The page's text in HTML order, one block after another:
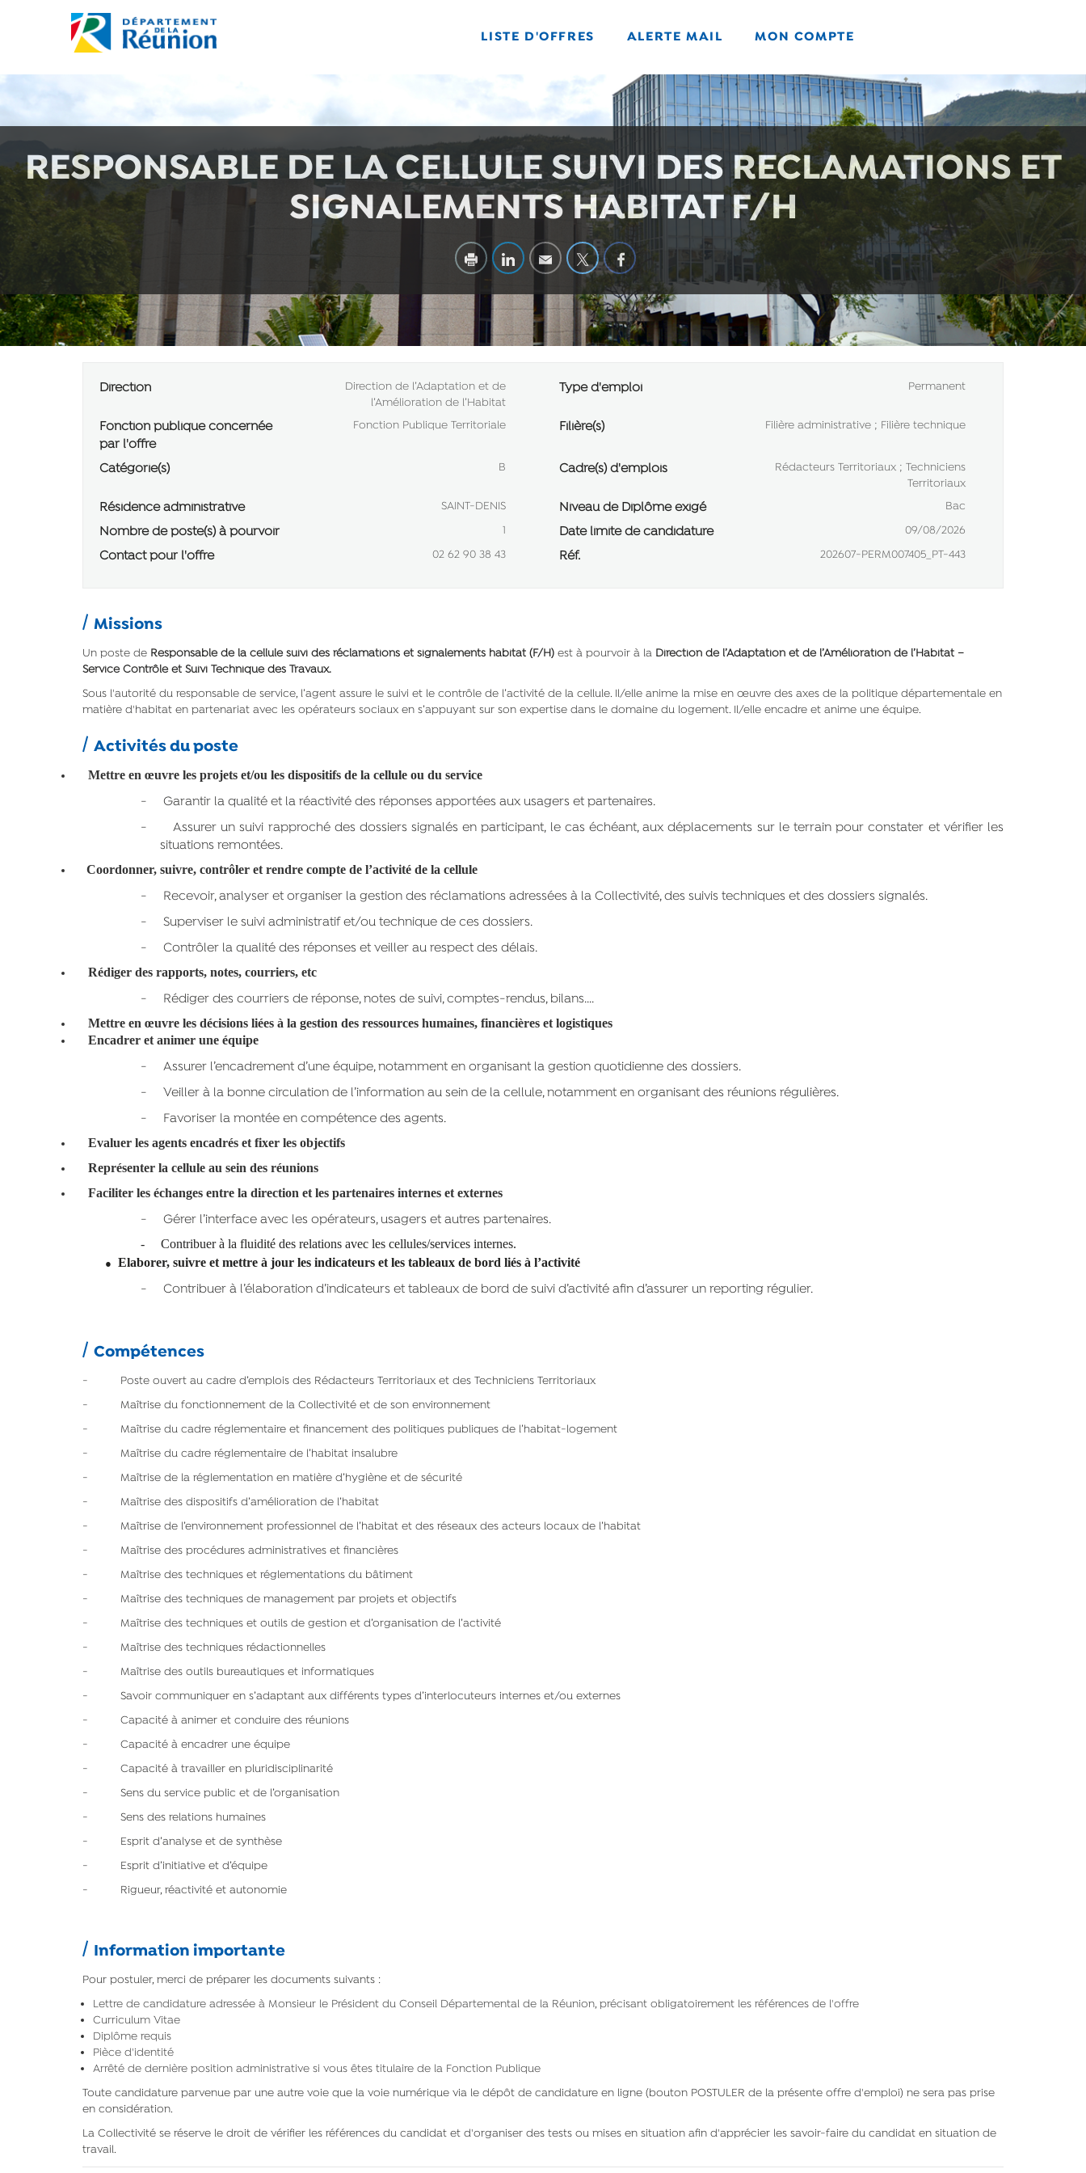
LISTE D'OFFRES ALERTE MAIL MON COMPTE
RESPONSABLE DE LA CELLULE SUIVI DES RECLAMATIONS ET
SIGNALEMENTS HABITAT F/H
Direction
Direction de l’Adaptation et de
l’Amélioration de l’Habitat
Type d'emploi Permanent
Fonction publique concernée
par l'offre
Fonction Publique Territoriale Filière(s) Filière administrative ; Filière technique
Catégorie(s) B Cadre(s) d'emplois
Rédacteurs Territoriaux ; Techniciens
Territoriaux
Résidence administrative SAINT-DENIS Niveau de Diplôme exigé Bac
Nombre de poste(s) à pourvoir 1 Date limite de candidature 09/08/2026
Contact pour l'offre 02 62 90 38 43 Réf. 202607-PERM007405_PT-443
Missions
Un poste de Responsable de la cellule suivi des réclamations et signalements habitat (F/H) est à pourvoir à la Direction de l’Adaptation et de l’Amélioration de l’Habitat –
Service Contrôle et Suivi Technique des Travaux.
Sous l'autorité du responsable de service, l’agent assure le suivi et le contrôle de l’activité de la cellule. Il/elle anime la mise en œuvre des axes de la politique départementale en
matière d'habitat en partenariat avec les opérateurs sociaux en s’appuyant sur son expertise dans le domaine du logement. Il/elle encadre et anime une équipe.
Activités du poste
Mettre en œuvre les projets et/ou les dispositifs de la cellule ou du service
-
Garantir la qualité et la réactivité des réponses apportées aux usagers et partenaires.
-
Assurer un suivi rapproché des dossiers signalés en participant, le cas échéant, aux déplacements sur le terrain pour constater et vérifier les
situations remontées.
Coordonner, suivre, contrôler et rendre compte de l’activité de la cellule
-
Recevoir, analyser et organiser la gestion des réclamations adressées à la Collectivité, des suivis techniques et des dossiers signalés.
-
Superviser le suivi administratif et/ou technique de ces dossiers.
-
Contrôler la qualité des réponses et veiller au respect des délais.
Rédiger des rapports, notes, courriers, etc
- Rédiger des courriers de réponse, notes de suivi, comptes-rendus, bilans....
Mettre en œuvre les décisions liées à la gestion des ressources humaines, financières et logistiques
Encadrer et animer une équipe
-
Assurer l’encadrement d’une équipe, notamment en organisant la gestion quotidienne des dossiers.
-
Veiller à la bonne circulation de l’information au sein de la cellule, notamment en organisant des réunions régulières.
-
Favoriser la montée en compétence des agents.
Evaluer les agents encadrés et fixer les objectifs
Représenter la cellule au sein des réunions
Faciliter les échanges entre la direction et les partenaires internes et externes
- Gérer l’interface avec les opérateurs, usagers et autres partenaires.
- Contribuer à la fluidité des relations avec les cellules/services internes.
● Elaborer, suivre et mettre à jour les indicateurs et les tableaux de bord liés à l’activité
- Contribuer à l’élaboration d’indicateurs et tableaux de bord de suivi d’activité afin d’assurer un reporting régulier.
Compétences
- Poste ouvert au cadre d’emplois des Rédacteurs Territoriaux et des Techniciens Territoriaux
- Maîtrise du fonctionnement de la Collectivité et de son environnement
- Maîtrise du cadre réglementaire et financement des politiques publiques de l’habitat-logement
- Maîtrise du cadre réglementaire de l’habitat insalubre
- Maîtrise de la réglementation en matière d’hygiène et de sécurité
- Maîtrise des dispositifs d’amélioration de l’habitat
- Maîtrise de l’environnement professionnel de l’habitat et des réseaux des acteurs locaux de l’habitat
- Maîtrise des procédures administratives et financières
- Maîtrise des techniques et réglementations du bâtiment
- Maîtrise des techniques de management par projets et objectifs
- Maîtrise des techniques et outils de gestion et d’organisation de l’activité
- Maîtrise des techniques rédactionnelles
- Maîtrise des outils bureautiques et informatiques
- Savoir communiquer en s’adaptant aux différents types d’interlocuteurs internes et/ou externes
- Capacité à animer et conduire des réunions
- Capacité à encadrer une équipe
- Capacité à travailler en pluridisciplinarité
- Sens du service public et de l’organisation
- Sens des relations humaines
- Esprit d’analyse et de synthèse
- Esprit d’initiative et d’équipe
- Rigueur, réactivité et autonomie
Information importante
Pour postuler, merci de préparer les documents suivants :
Lettre de candidature adressée à Monsieur le Président du Conseil Départemental de la Réunion, précisant obligatoirement les références de l'offre
Curriculum Vitae
Diplôme requis
Pièce d'identité
Arrêté de dernière position administrative si vous êtes titulaire de la Fonction Publique
Toute candidature parvenue par une autre voie que la voie numérique via le dépôt de candidature en ligne (bouton POSTULER de la présente offre d'emploi) ne sera pas prise
en considération.
La Collectivité se réserve le droit de vérifier les références du candidat et d'organiser des tests ou mises en situation afin d'apprécier les savoir-faire du candidat en situation de
travail.